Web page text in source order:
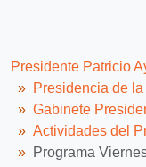
Presidente Patricio
Presidencia de
Gabinete
Actividades del
Programa